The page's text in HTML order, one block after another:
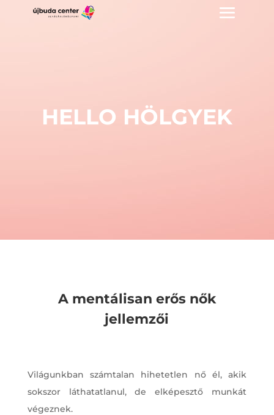
HELLO HÖLGYEK
A mentálisan erős nők
jellemzői
Világunkban számtalan hihetetlen nő él, akik
sokszor láthatatlanul, de elképesztő munkát
végeznek.